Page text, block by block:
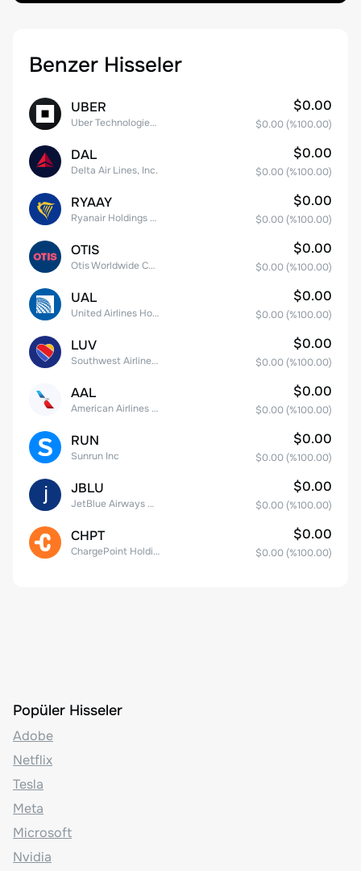
Benzer Hisseler
UBER
Uber Technologies, Inc.
$0.00
$0.00 (%100.00)
DAL
Delta Air Lines, Inc.
$0.00
$0.00 (%100.00)
RYAAY
Ryanair Holdings plc American Depositary Shares
$0.00
$0.00 (%100.00)
OTIS
Otis Worldwide Corporation
$0.00
$0.00 (%100.00)
UAL
United Airlines Holdings, Inc. Common Stock
$0.00
$0.00 (%100.00)
LUV
Southwest Airlines Co.
$0.00
$0.00 (%100.00)
AAL
American Airlines Group Inc.
$0.00
$0.00 (%100.00)
RUN
Sunrun Inc
$0.00
$0.00 (%100.00)
JBLU
JetBlue Airways Corp
$0.00
$0.00 (%100.00)
CHPT
ChargePoint Holdings, Inc.
$0.00
$0.00 (%100.00)
Popüler Hisseler
Adobe
Netflix
Tesla
Meta
Microsoft
Nvidia